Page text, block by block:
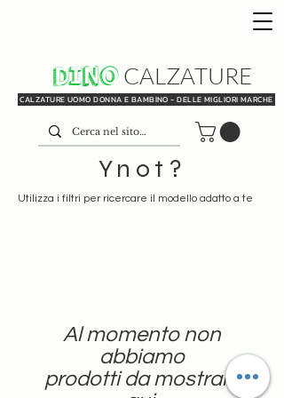
DINO
CALZATURE UOMO DONNA E BAMBINO - DELLE MIGLIORI MARCHE
CALZATURE
Ynot?
Utilizza i filtri per ricercare il modello adatto a te
Al momento non
abbiamo
prodotti da mostrare